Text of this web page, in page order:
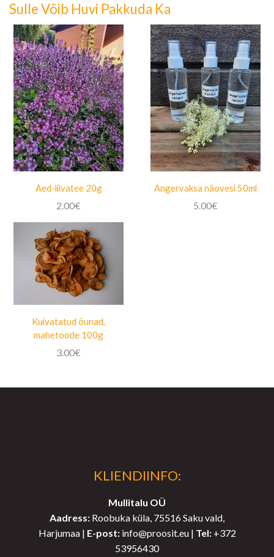
Sulle Võib Huvi Pakkuda Ka
Aed-liivatee 20g
2.00€
Angervaksa näovesi 50ml
5.00€
Kuivatatud õunad,
mahetoode 100g
3.00€
KLIENDIINFO:
Mullitalu OÜ
Aadress: Roobuka küla, 75516 Saku vald,
Harjumaa | E-post:info@proosit.eu | Tel:+372
53956430